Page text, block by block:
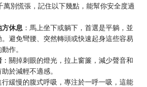
萬別慌張，記住以下幾點，能幫你安全度過
方休息 ：馬上坐下或躺下，首選是平躺，並
避免彎腰、突然轉頭或快速起身這些容易
作。
：關掉刺眼的燈光，拉上窗簾，減少聲音和
於減輕不適感。
行緩慢的腹式呼吸，專注於一呼一吸，這能